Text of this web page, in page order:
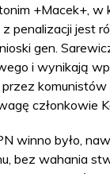
+Macek+, w
penalizacji jest
gen.
i wynikają
członkowie
winno było,
bez wahania